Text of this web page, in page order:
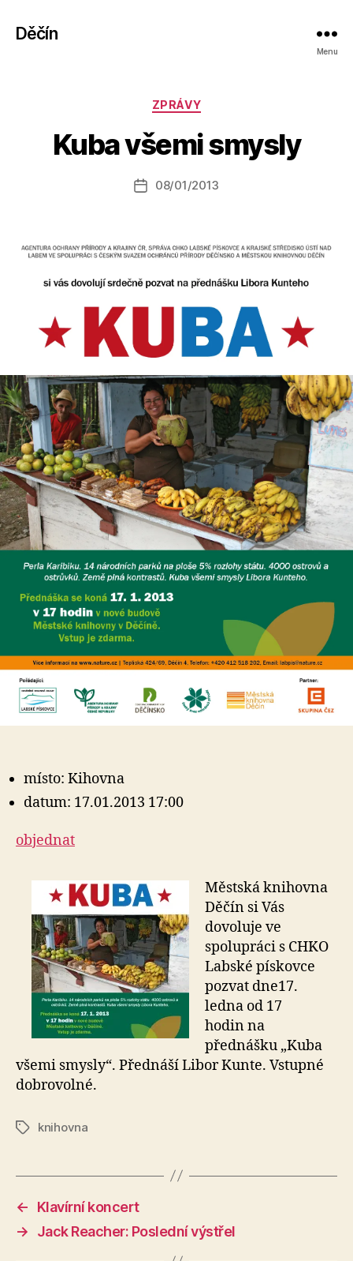
Děčín
Menu
Rubriky
ZPRÁVY
Kuba všemi smysly
Autor
příspěvku
o
a
o
Datum
08/01/2013
místo: Kihovna
datum: 17.01.2013 17:00
objednat
Městská knihovna
Děčín si Vás
dovoluje ve
spolupráci s CHKO
Labské pískovce
pozvat dne17.
ledna od 17
hodin na
přednášku „Kuba
všemi smysly“. Přednáší Libor Kunte. Vstupné
dobrovolné.
Štítkyknihovna
←
Klavírní koncert
→
Jack Reacher: Poslední výstřel